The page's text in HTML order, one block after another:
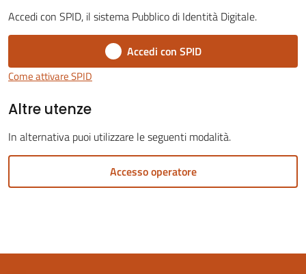
on-
Tutti
Accedi con SPID, il sistema Pubblico di Identità Digitale.
Accedi con SPID
Come attivare SPID
Altre utenze
In alternativa puoi utilizzare le seguenti modalità.
Accesso operatore